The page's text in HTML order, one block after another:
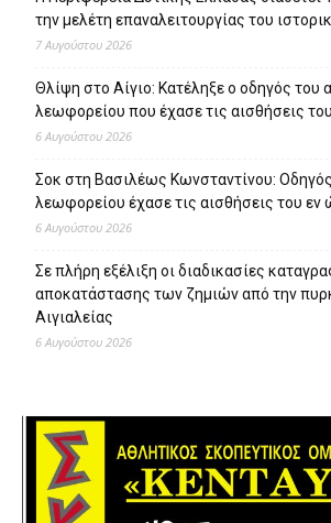
την μελέτη επαναλειτουργίας του
7 Αυγούστου 2026
Θλίψη στο Αίγιο: Κατέληξε ο οδηγός του
λεωφορείου που έχασε τις αισθήσεις
6 Αυγούστου 2026
Σοκ στη Βασιλέως Κωνσταντίνου:
λεωφορείου έχασε τις αισθήσεις του
6 Αυγούστου 2026
Σε πλήρη εξέλιξη οι διαδικασίες
αποκατάστασης των ζημιών από την
Αιγιαλείας
6 Αυγούστου 2026